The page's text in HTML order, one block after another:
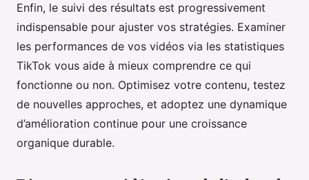
Enfin, le suivi des résultats est progressivement
indispensable pour ajuster vos stratégies. Examiner
les performances de vos vidéos via les statistiques
TikTok vous aide à mieux comprendre ce qui
fonctionne ou non. Optimisez votre contenu, testez
de nouvelles approches, et adoptez une dynamique
d’amélioration continue pour une croissance
organique durable.